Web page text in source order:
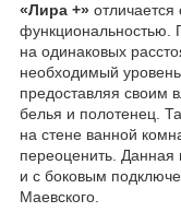
«Лира +»
на одинаковых
необходимый
предоставляя своим
белья и полотенец.
на стене ванной
переоценить. Данная
и с боковым
Маевского.